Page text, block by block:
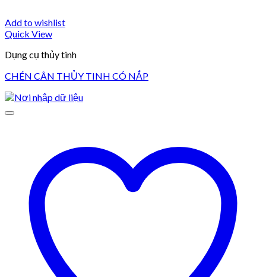
Add to wishlist
Quick View
Dụng cụ thủy tinh
CHÉN CÂN THỦY TINH CÓ NẮP